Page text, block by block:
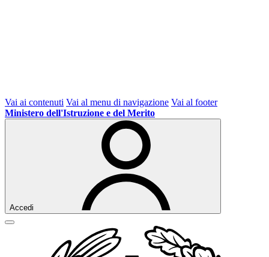
Vai ai contenuti Vai al menu di navigazione Vai al footer
Ministero dell'Istruzione e del Merito
Accedi